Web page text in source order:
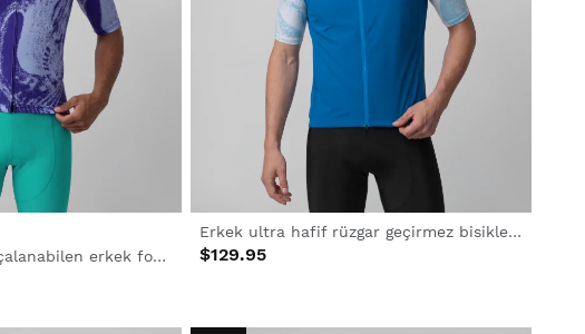
Biyolojik olarak parçalanabilen erkek forması
Erkek ultra hafif rüzgar geçirmez bisiklet yeleği
$129.95